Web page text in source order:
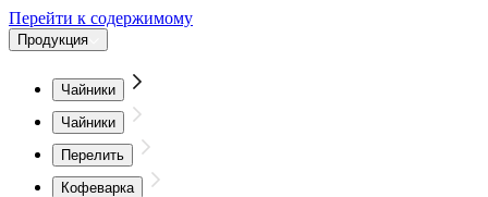
Перейти к содержимому
Продукция
Чайники
Чайники
Перелить
Кофеварка